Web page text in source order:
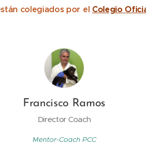
colegiados por el Colegio
Francisco Ramos
Director Coach
Mentor-Coach PCC